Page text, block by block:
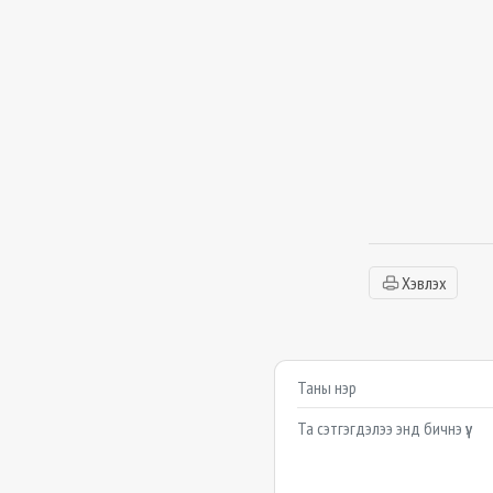
Хэвлэх
Сэтгэгдэл бичих
Example textarea